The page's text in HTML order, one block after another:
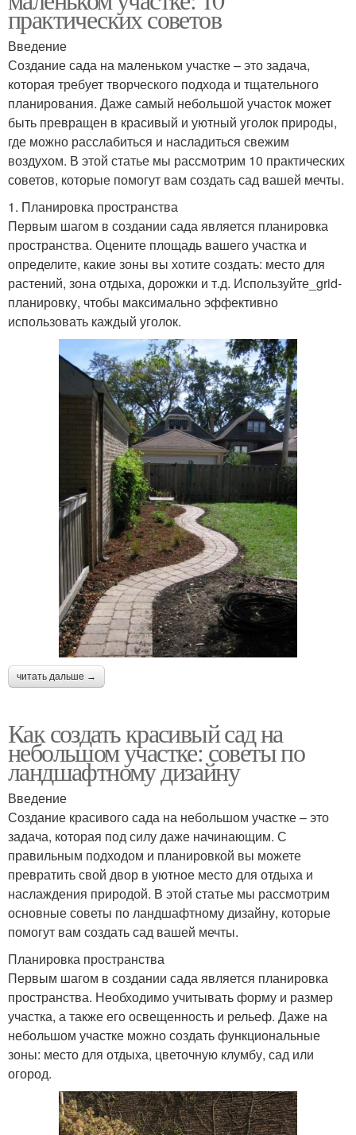
практических советов
Введение
Создание сада на маленьком участке – это задача,
которая требует творческого подхода и тщательного
планирования. Даже самый небольшой участок может
быть превращен в красивый и уютный уголок природы,
где можно расслабиться и насладиться свежим
воздухом. В этой статье мы рассмотрим 10 практических
советов, которые помогут вам создать сад вашей мечты.
1. Планировка пространства
Первым шагом в создании сада является планировка
пространства. Оцените площадь вашего участка и
определите, какие зоны вы хотите создать: место для
растений, зона отдыха, дорожки и т.д. Используйте_grid-
планировку, чтобы максимально эффективно
использовать каждый уголок.
читать дальше →
Как создать красивый сад на
небольшом участке: советы по
ландшафтному дизайну
Введение
Создание красивого сада на небольшом участке – это
задача, которая под силу даже начинающим. С
правильным подходом и планировкой вы можете
превратить свой двор в уютное место для отдыха и
наслаждения природой. В этой статье мы рассмотрим
основные советы по ландшафтному дизайну, которые
помогут вам создать сад вашей мечты.
Планировка пространства
Первым шагом в создании сада является планировка
пространства. Необходимо учитывать форму и размер
участка, а также его освещенность и рельеф. Даже на
небольшом участке можно создать функциональные
зоны: место для отдыха, цветочную клумбу, сад или
огород.